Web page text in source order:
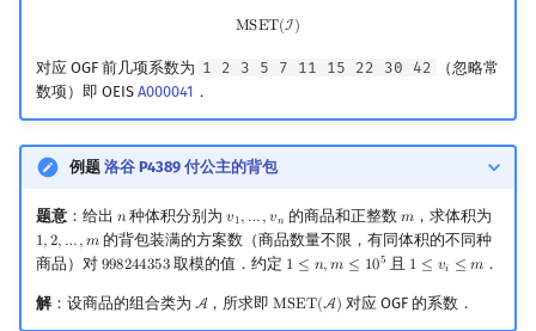
MSET(I)
MSET( I)
对应 OGF 前几项系数为 1 2 3 5 7 11 15 22 30 42
（忽略常
数项）即 OEIS A000041 ．
例题 洛谷 P4389 付公主的背包
题意：给出 𝑛
n种体积分别为𝑣1, …,𝑣𝑛
v1, …,vn 的商品和正整数 𝑚
m ，求体积为
1,2, …,𝑚
1,2,…,m
的背包装满的方案数（商品数量不限，有同体积的不同种
商品）对 998244353
998244353 取模的值．约定 1 ≤ 𝑛,𝑚 ≤ 105
1 ≤n m ≤105 且 1 ≤ 𝑣𝑖 ≤ 𝑚
1≤vi ≤m ．
解：设商品的组合类为 A
A ，所求即MSET(A)
MSET(A) 对应 OGF 的系数．